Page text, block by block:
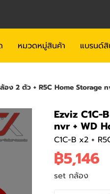
หมวดหมู่สินค้า แบรนด์สิ
อง 2 ตัว + R5C Home Storage
Ezviz C1C-
nvr + WD
C1C-B x2 +
฿5,146
set กล้อง